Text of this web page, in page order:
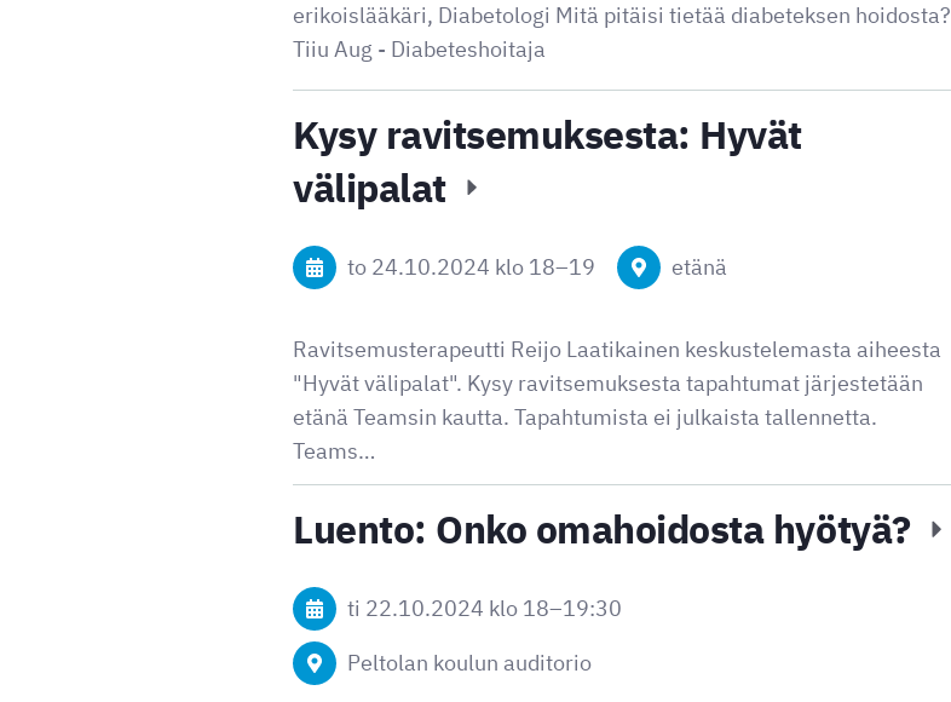
erikoislääkäri, Diabetologi Mitä pitäisi tietää diabeteksen hoidosta?
Tiiu Aug - Diabeteshoitaja
Kysy ravitsemuksesta: Hyvät
välipalat
to 24.10.2024 klo 18–19 etänä
Ravitsemusterapeutti Reijo Laatikainen keskustelemasta aiheesta
"Hyvät välipalat". Kysy ravitsemuksesta tapahtumat järjestetään
etänä Teamsin kautta. Tapahtumista ei julkaista tallennetta.
Teams…
Luento: Onko omahoidosta hyötyä?
ti 22.10.2024 klo 18–19:30
Peltolan koulun auditorio